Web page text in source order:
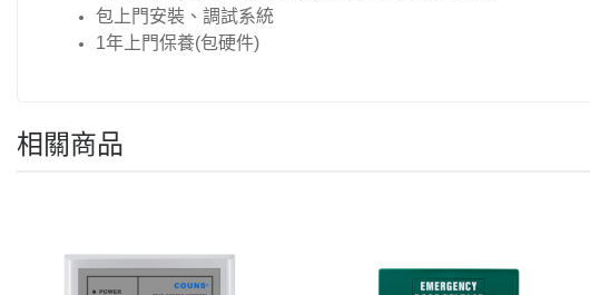
包上門安裝、調試系統
1年上門保養(包硬件)
相關商品